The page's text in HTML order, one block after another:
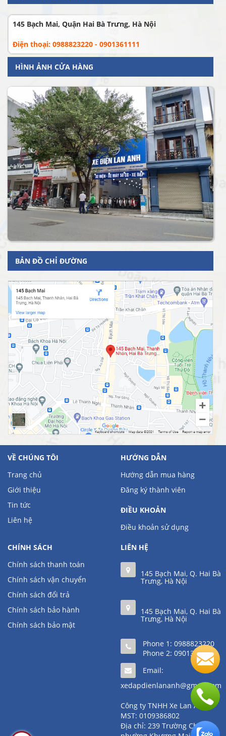
145 Bạch Mai, Quận Hai Bà Trưng, Hà Nội
Điện thoại: 0988823220 - 0901361111
HÌNH ẢNH CỬA HÀNG
BẢN ĐỒ CHỈ ĐƯỜNG
VỀ CHÚNG TÔI
Trang chủ
Giới thiệu
Tin tức
Liên hệ
HƯỚNG DẪN
Hướng dẫn mua hàng
Đăng ký thành viên
ĐIỀU KHOẢN
Điều khoản sử dụng
CHÍNH SÁCH
Chính sách thanh toán
Chính sách vận chuyển
Chính sách đổi trả
Chính sách bảo hành
Chính sách bảo mật
LIÊN HỆ
145 Bạch Mai, Q. Hai Bà
Trưng, Hà Nội
145 Bạch Mai, Q. Hai Bà
Trưng, Hà Nội
Phone 1: 0988823220
Phone 2: 0901361111
Email:
xedapdienlananh@gmail.com
Công ty TNHH Xe Lan Anh
MST: 0109386802
Địa chỉ: 239 Trường Chinh,